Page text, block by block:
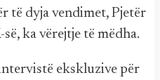
të dyja vendimet, Pjetër
ka vërejtje të mëdha.
ekskluzive për